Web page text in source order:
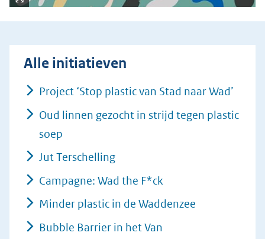
ng(afbeelding:
csm_i-
9_960x540_eea272f99f.jpg)
vo
(afbeelding:
csm_i-
kunstwerk-
vormen-
schets_paginafoto_16-
9_960x540_1356786bd2.jpg)
Alle initiatieven
Project ‘Stop plastic van Stad naar Wad’
Oud linnen gezocht in strijd tegen plastic
soep
Jut Terschelling
Campagne: Wad the F*ck
Minder plastic in de Waddenzee
Bubble Barrier in het Van